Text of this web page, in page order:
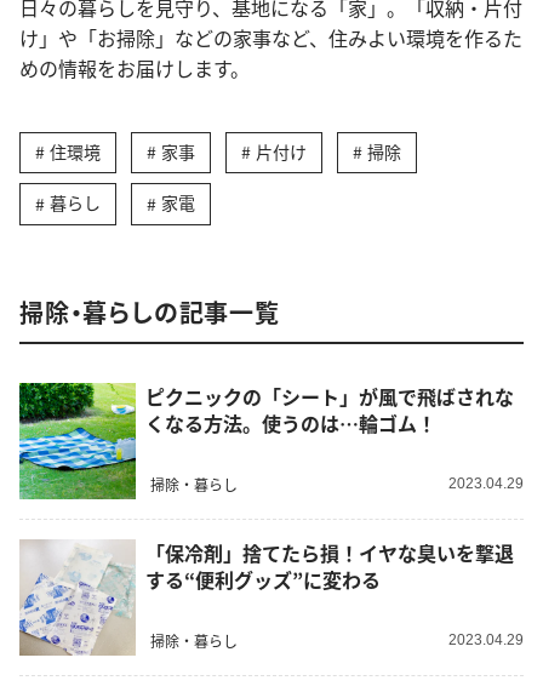
日々の暮らしを見守り、基地になる「家」。「収納・片付
け」や「お掃除」などの家事など、住みよい環境を作るた
めの情報をお届けします。
住環境 家事 片付け 掃除
暮らし 家電
掃除・暮らしの記事一覧
ピクニックの「シート」が風で飛ばされな
くなる方法。使うのは…輪ゴム！
掃除・暮らし 2023.04.29
「保冷剤」捨てたら損！イヤな臭いを撃退
する“便利グッズ”に変わる
掃除・暮らし 2023.04.29